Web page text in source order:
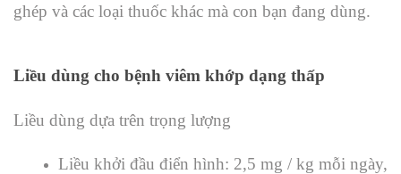
ghép và các loại thuốc khác mà con bạn đang dùng.
Liều dùng cho bệnh viêm khớp dạng thấp
Liều dùng dựa trên trọng lượng
Liều khởi đầu điển hình: 2,5 mg / kg mỗi ngày,